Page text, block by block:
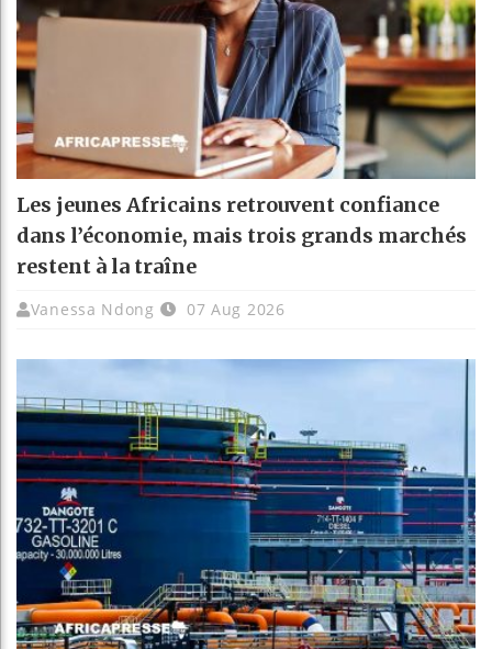
Les jeunes Africains retrouvent confiance
dans l’économie, mais trois grands marchés
restent à la traîne
Vanessa Ndong 07 Aug 2026